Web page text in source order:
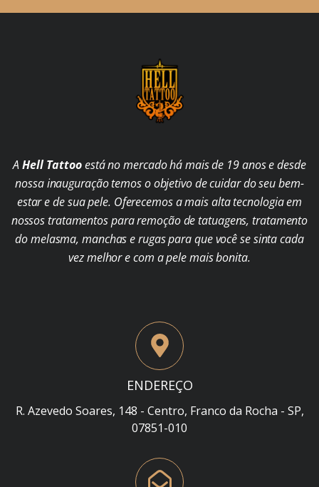
AHell Tattooestá no mercado há mais de 19 anos e desde
nossa inauguração temos o objetivo de cuidar do seu bem-
estar e de sua pele. Oferecemos a mais alta tecnologia em
nossos tratamentos para remoção de tatuagens, tratamento
do melasma, manchas e rugas para que você se sinta cada
vez melhor e com a pele mais bonita.
ENDEREÇO
R. Azevedo Soares, 148 - Centro, Franco da Rocha - SP,
07851-010